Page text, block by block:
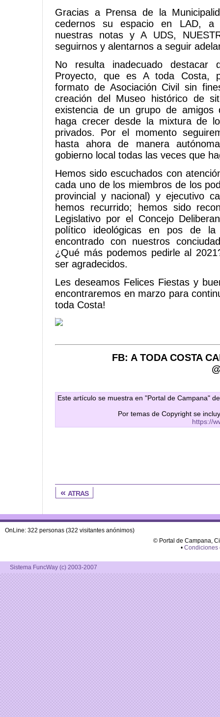
Gracias a Prensa de la
cedernos su espacio en LAD, a
nuestras notas y A UDS,
seguirnos y alentarnos a seguir
No resulta inadecuado destacar
Proyecto, que es A toda Costa,
formato de Asociación Civil sin
creación del Museo histórico de
existencia de un grupo de
haga crecer desde la mixtura de
privados. Por el momento
hasta ahora de manera
gobierno local todas las veces que
Hemos sido escuchados con
cada uno de los miembros de los
provincial y nacional) y ejecutivo
hemos recurrido; hemos sido
Legislativo por el Concejo
político ideológicas en pos de
encontrado con nuestros
¿Qué más podemos pedirle al
ser agradecidos.
Les deseamos Felices Fiestas y
encontraremos en marzo para
toda Costa!
FB: A TODA COSTA
Este artículo se muestra en "Portal de Campana"
Por temas de Copyright se
https://
« atras
OnLine: 322 personas (322 visitantes anónimos)
© Portal de Campana,
• Condiciones
Sistema FuncWay (c) 2003-2007